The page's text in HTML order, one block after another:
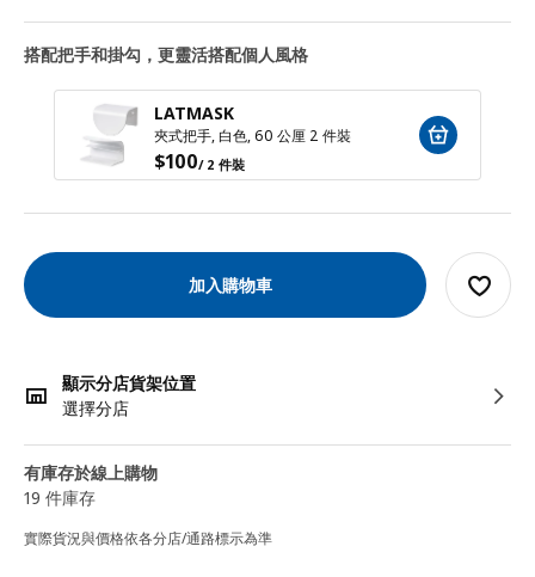
搭配把手和掛勾，更靈活搭配個人風格
LATMASK
夾式把手, 白色, 60 公厘 2 件裝
$100/ 2 件裝
加入購物車
顯示分店貨架位置
選擇分店
有庫存於線上購物
19 件庫存
實際貨況與價格依各分店/通路標示為準